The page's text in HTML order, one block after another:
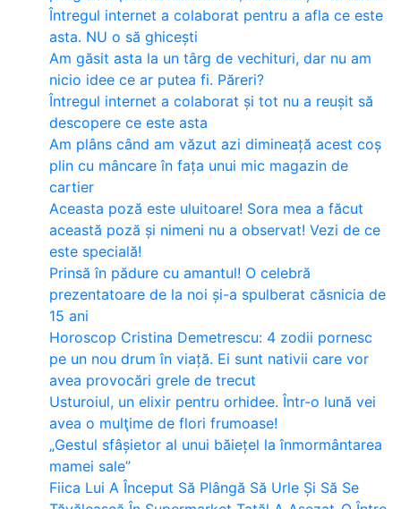
Întregul internet a colaborat pentru a afla ce este
asta. NU o să ghicești
Am găsit asta la un târg de vechituri, dar nu am
nicio idee ce ar putea fi. Păreri?
Întregul internet a colaborat și tot nu a reușit să
descopere ce este asta
Am plâns când am văzut azi dimineață acest coș
plin cu mâncare în fața unui mic magazin de
cartier
Aceasta poză este uluitoare! Sora mea a făcut
această poză și nimeni nu a observat! Vezi de ce
este specială!
Prinsă în pădure cu amantul! O celebră
prezentatoare de la noi și-a spulberat căsnicia de
15 ani
Horoscop Cristina Demetrescu: 4 zodii pornesc
pe un nou drum în viață. Ei sunt nativii care vor
avea provocări grele de trecut
Usturoiul, un elixir pentru orhidee. Într-o lună vei
avea o mulţime de flori frumoase!
„Gestul sfâșietor al unui băiețel la înmormântarea
mamei sale”
Fiica Lui A Început Să Plângă Să Urle Și Să Se